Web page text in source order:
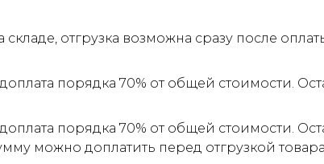
отгрузка возможна сразу после
порядка 70% от общей стоимости.
порядка 70% от общей стоимости.
можно доплатить перед отгрузкой